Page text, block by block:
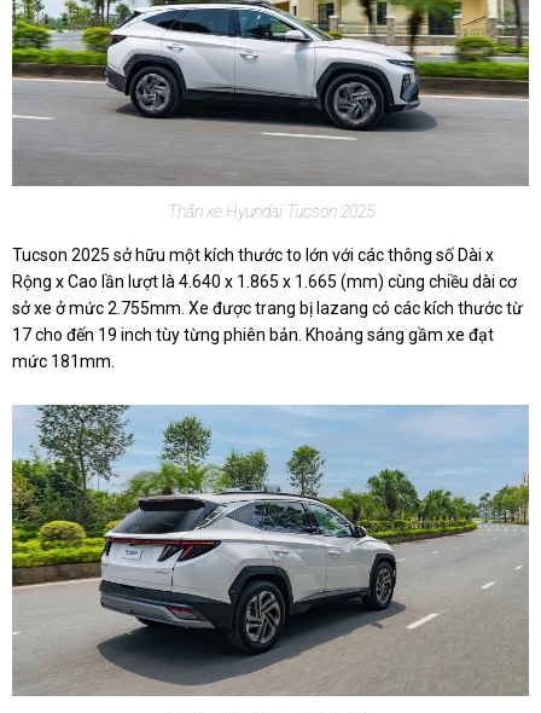
Thân xe Hyundai Tucson 2025
Tucson 2025 sở hữu một kích thước to lớn với các thông số Dài x
Rộng x Cao lần lượt là 4.640 x 1.865 x 1.665 (mm) cùng chiều dài cơ
sở xe ở mức 2.755mm. Xe được trang bị lazang có các kích thước từ
17 cho đến 19 inch tùy từng phiên bản. Khoảng sáng gầm xe đạt
mức 181mm.